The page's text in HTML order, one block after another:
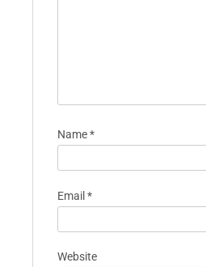
Name*
Email*
Website